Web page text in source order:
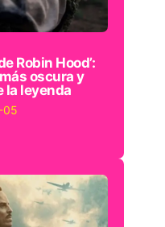
Robin Hood’:
oscura y
la leyenda
05